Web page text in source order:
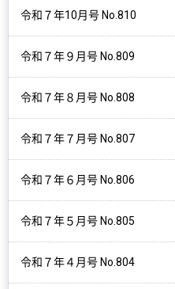
令和７年10月号 No.810
令和７年９月号 No.809
令和７年８月号 No.808
令和７年７月号 No.807
令和７年６月号 No.806
令和７年５月号 No.805
令和７年４月号 No.804